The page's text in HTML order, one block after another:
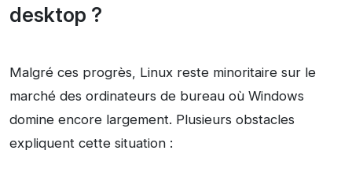
desktop ?
Malgré ces progrès, Linux reste minoritaire sur le
marché des ordinateurs de bureau où Windows
domine encore largement. Plusieurs obstacles
expliquent cette situation :